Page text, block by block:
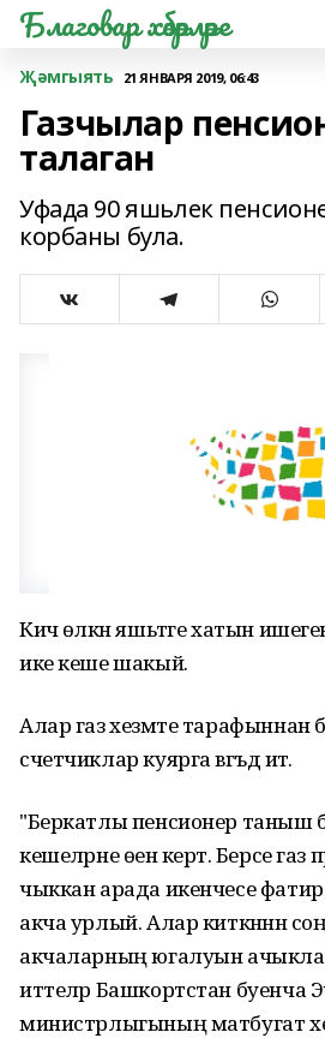
Благовар хәбәрләре
Җәмгыять 21 ЯНВАРЯ 2019, 06:43
Газчылар
талаган
Уфада 90 яшьлек
корбаны була.
Кичә өлкән яшьтәге хатын
ике кеше шакый.
Алар газ хезмәте тарафыннан
счетчиклар куярга вәгъдә итә.
"Беркатлы пенсионер таныш
кешеләрне өенә кертә. Берсе
чыккан арада икенчесе
акча урлый. Алар киткәннән соң
акчаларның югалуын
иттеләр Башкортстан буенча
министрлыгының матбугат